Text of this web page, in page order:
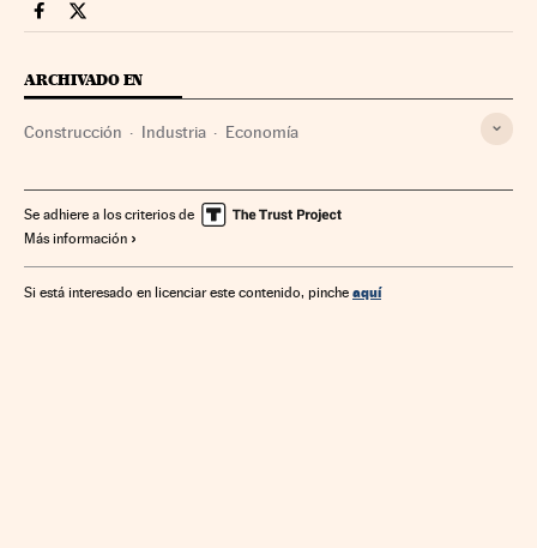
Economia Cinco Días en Facebook
Economia Cinco Días en Twitter
ARCHIVADO EN
Construcción Industria Economía
Se adhiere a los criterios de
Más información
Si está interesado en licenciar este contenido, pinche aquí